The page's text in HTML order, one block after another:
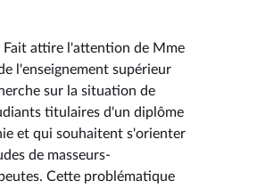
Fait attire l'attention de Mme
l'enseignement supérieur
sur la situation de
titulaires d'un diplôme
et qui souhaitent s'orienter
de masseurs-
Cette problématique